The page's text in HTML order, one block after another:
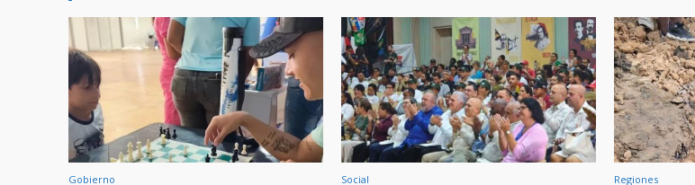
Gobierno Social Regiones